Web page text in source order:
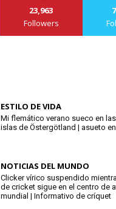
23,963
Followers
ESTILO DE VIDA
Mi flemático verano sueco en
islas de Östergötland | asueto
NOTICIAS DEL MUNDO
Clicker vírico suspendido
de cricket sigue en el centro de
mundial | Informativo de críquet